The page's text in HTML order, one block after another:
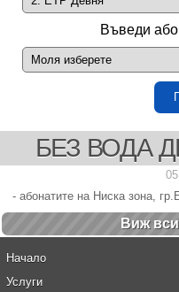
Въведи
БЕЗ ВОДА
- абонатите на Ниска зона,
Виж
Начало
Услуги